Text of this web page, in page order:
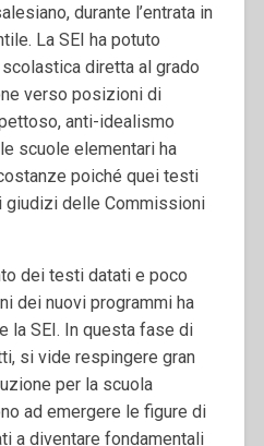
durante l’entrata in
La SEI ha potuto
diretta al grado
verso posizioni di
anti-idealismo
scuole elementari ha
poiché quei testi
giudizi delle Commissioni
dei testi datati e poco
dei nuovi programmi ha
la SEI. In questa fase di
si vide respingere gran
per la scuola
ad emergere le figure di
a diventare fondamentali